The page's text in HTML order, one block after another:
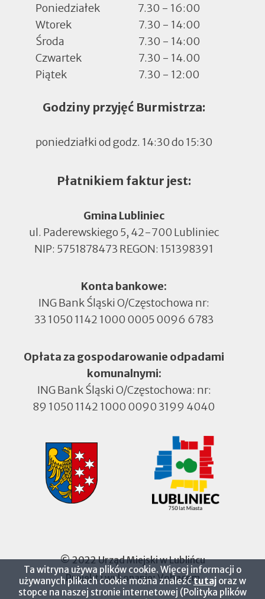
Poniedziałek
7.30 - 16:00
Wtorek
7.30 - 14:00
Środa
7.30 - 14:00
Czwartek
7.30 - 14.00
Piątek
7.30 - 12:00
Godziny przyjęć Burmistrza:
poniedziałki od godz. 14:30 do 15:30
Płatnikiem faktur jest:
Gmina Lubliniec
ul. Paderewskiego 5, 42-700 Lubliniec
NIP: 5751878473 REGON: 151398391
Konta bankowe:
ING Bank Śląski O/Częstochowa nr:
33 1050 1142 1000 0005 0096 6783
Opłata za gospodarowanie odpadami
komunalnymi:
ING Bank Śląski O/Częstochowa: nr:
89 1050 1142 1000 0090 3199 4040
© 2022 Urząd Miejski w Lublińcu
Projekt i wykonanie:VobacomOtworzy
się
Ta witryna używa plików cookie. Więcej informacji o
używanych plikach cookie można znaleźćtutaj oraz w
stopce na naszej stronie internetowej (Polityka plików